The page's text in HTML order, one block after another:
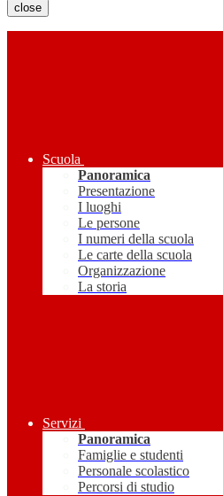
close
Scuola
Panoramica
Presentazione
I luoghi
Le persone
I numeri della scuola
Le carte della scuola
Organizzazione
La storia
Servizi
Panoramica
Famiglie e studenti
Personale scolastico
Percorsi di studio